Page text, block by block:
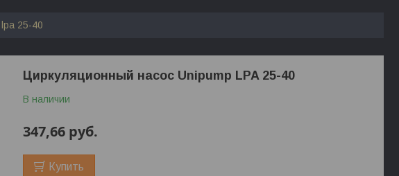
25-40
Циркуляционный насос Unipump LPA 25-40
В наличии
347,66 руб.
Купить